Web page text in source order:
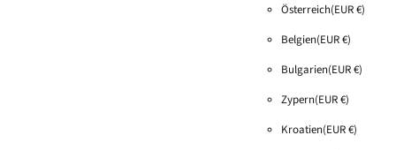
Österreich(EUR €)
Belgien(EUR €)
Bulgarien(EUR €)
Zypern(EUR €)
Kroatien(EUR €)